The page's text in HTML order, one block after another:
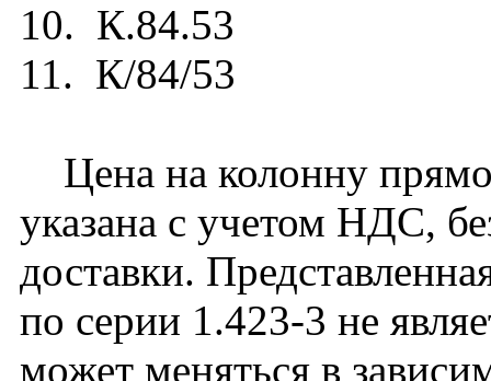
10. К.84.53
11. К/84/53
Цена на колонну
указана с учетом НДС,
доставки.
по серии 1.423-3 не
может меняться в